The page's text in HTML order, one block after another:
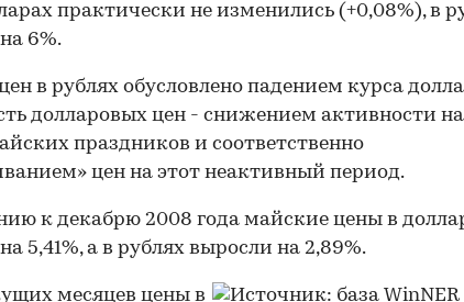
практически не изменились (+0,08%), в
6%.
в рублях обусловлено падением курса
долларовых цен - снижением активности
праздников и соответственно
цен на этот неактивный период.
к декабрю 2008 года майские цены в
5,41%, а в рублях выросли на 2,89%.
месяцев цены в